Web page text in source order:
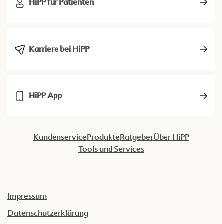
HiPP für Patienten
Karriere bei HiPP
HiPP App
KundenserviceProdukteRatgeberÜber HiPP
Tools und Services
Impressum
Datenschutzerklärung